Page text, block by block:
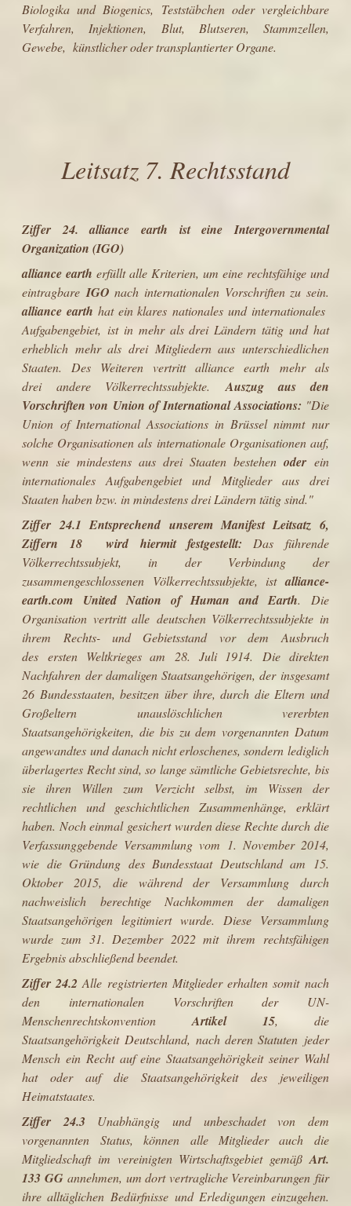
Biologika und Biogenics, Teststäbchen oder vergleichbare
Verfahren, Injektionen, Blut, Blutseren, Stammzellen,
Gewebe, künstlicher oder transplantierter Organe.
Leitsatz 7. Rechtsstand
Ziffer 24. alliance earth ist eine Intergovernmental
Organization (IGO)
alliance earth erfüllt alle Kriterien, um eine rechtsfähige und
eintragbare IGO nach internationalen Vorschriften zu sein.
alliance earth hat ein klares nationales und internationales
Aufgabengebiet, ist in mehr als drei Ländern tätig und hat
erheblich mehr als drei Mitgliedern aus unterschiedlichen
Staaten. Des Weiteren vertritt alliance earth mehr als
drei andere Völkerrechtssubjekte. Auszug aus den
Vorschriften von Union of International Associations: "Die
Union of International Associations in Brüssel nimmt nur
solche Organisationen als internationale Organisationen auf,
wenn sie mindestens aus drei Staaten bestehenoder ein
internationales Aufgabengebiet und Mitglieder aus drei
Staaten haben bzw. in mindestens drei Ländern tätig sind."
Ziffer 24.1 Entsprechend unseremManifest Leitsatz 6,
Ziffern 18
wird hiermit festgestellt: Das führende
Völkerrechtssubjekt, in der Verbindung der
zusammengeschlossenen Völkerrechtssubjekte, istalliance-
earth.com United Nation of Human and Earth. Die
Organisation vertritt alle deutschen Völkerrechtssubjekte in
ihrem Rechts- und Gebietsstand vor dem Ausbruch
des ersten Weltkrieges am 28. Juli 1914. Die direkten
Nachfahren der damaligen Staatsangehörigen, der insgesamt
26 Bundesstaaten, besitzen über ihre, durch die Eltern und
Großeltern unauslöschlichen vererbten
Staatsangehörigkeiten, die bis zu dem vorgenannten Datum
angewandtes und danach nicht erloschenes, sondern lediglich
überlagertes Recht sind, so lange sämtliche Gebietsrechte, bis
sie ihren Willen zum Verzicht selbst, im Wissen der
rechtlichen und geschichtlichen Zusammenhänge, erklärt
haben. Noch einmal gesichert wurden diese Rechte durch die
Verfassunggebende Versammlung vom 1. November 2014,
wie die Gründung des Bundesstaat Deutschland am 15.
Oktober 2015, die während der Versammlung durch
nachweislich berechtige Nachkommen der damaligen
Staatsangehörigen legitimiert wurde. Diese Versammlung
wurde zum 31. Dezember 2022 mit ihrem rechtsfähigen
Ergebnis abschließend beendet.
Ziffer 24.2 Alle registrierten Mitglieder erhalten somit nach
den internationalen Vorschriften der UN-
MenschenrechtskonventionArtikel 15, die
Staatsangehörigkeit Deutschland, nach deren Statuten jeder
Mensch ein Recht auf eine Staatsangehörigkeit seiner Wahl
hat oder auf die Staatsangehörigkeit des jeweiligen
Heimatstaates.
Ziffer 24.3 Unabhängig und unbeschadet von dem
vorgenannten Status, können alle Mitglieder auch die
Mitgliedschaft im vereinigten Wirtschaftsgebiet gemäß Art.
133 GG annehmen, um dort vertragliche Vereinbarungen für
ihre alltäglichen Bedürfnisse und Erledigungen einzugehen.